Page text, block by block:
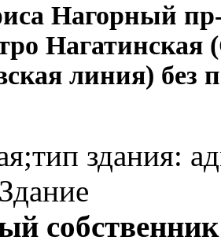
Нагорный
Нагатинская
линия) без
здания: